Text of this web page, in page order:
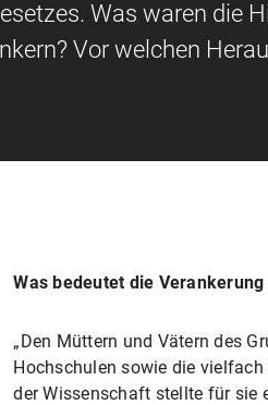
Was waren die
Vor welchen
Was bedeutet die
„Den Müttern und Vätern des
Hochschulen sowie die
der Wissenschaft stellte für sie